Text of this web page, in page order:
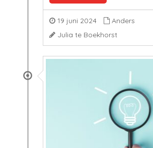
19 juni 2024
Anders
Julia te Boekhorst